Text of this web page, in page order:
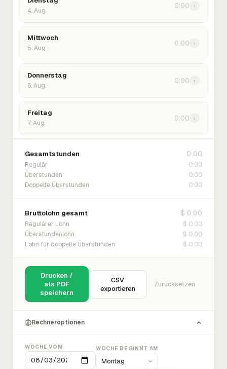
4. Aug.
0:00 ›
Mittwoch
5. Aug.
0:00 ›
Donnerstag
6. Aug.
0:00 ›
Freitag
7. Aug.
0:00 ›
Gesamtstunden 0:00
Regulär 0:00
Überstunden 0:00
Doppelte Überstunden 0:00
Bruttolohn gesamt $ 0.00
Regulärer Lohn $ 0.00
Überstundenlohn $ 0.00
Lohn für doppelte Überstunden $ 0.00
Drucken /
als PDF
speichern
CSV
exportieren
Zurücksetzen
Rechneroptionen
WOCHE VOM WOCHE BEGINNT AM